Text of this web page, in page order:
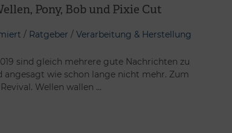
Pony, Bob und Pixie Cut
/ Ratgeber / Verarbeitung & Herstellung
sind gleich mehrere gute Nachrichten zu
angesagt wie schon lange nicht mehr. Zum
Wellen wallen …